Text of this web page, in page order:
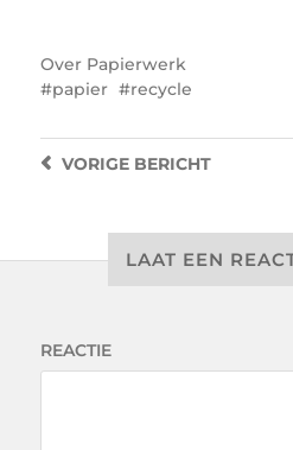
Over Papierwerk
papier
recycle
VORIGEBERICHT
LAAT EEN
REACTIE